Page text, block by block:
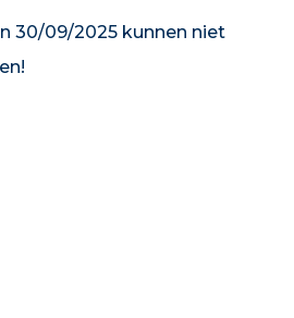
30/09/2025 kunnen niet